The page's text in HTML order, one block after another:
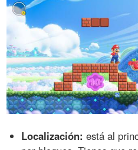
Localización: está al